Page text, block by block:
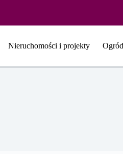
Nieruchomości i projekty Ogród